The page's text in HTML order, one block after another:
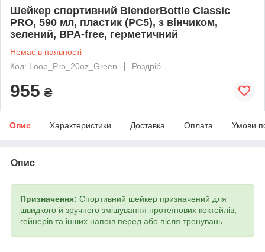
Шейкер спортивний BlenderBottle Classic
PRO, 590 мл, пластик (PC5), з вінчиком,
зелений, BPA-free, герметичний
Немає в наявності
Код: Loop_Pro_20oz_Green
Роздріб
955 ₴
Опис Характеристики Доставка Оплата Умови
Опис
Призначення: Спортивний шейкер призначений для
швидкого й зручного змішування протеїнових коктейлів,
гейнерів та інших напоїв перед або після тренувань.